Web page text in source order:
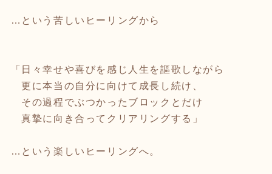
…という苦しいヒーリングから
「日々幸せや喜びを感じ人生を謳歌しながら
更に本当の自分に向けて成長し続け、
その過程でぶつかったブロックとだけ
真摯に向き合ってクリアリングする」
…という楽しいヒーリングへ。